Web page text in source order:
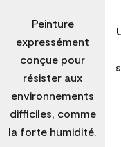
Peinture
expressément
conçue pour
résister aux
environnements
difficiles, comme
la forte humidité.